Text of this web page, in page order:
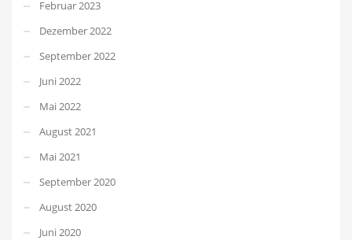
Februar 2023
Dezember 2022
September 2022
Juni 2022
Mai 2022
August 2021
Mai 2021
September 2020
August 2020
Juni 2020